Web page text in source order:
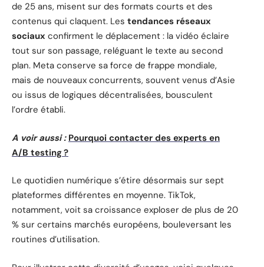
de 25 ans, misent sur des formats courts et des
contenus qui claquent. Les tendances réseaux
sociaux confirment le déplacement : la vidéo éclaire
tout sur son passage, reléguant le texte au second
plan. Meta conserve sa force de frappe mondiale,
mais de nouveaux concurrents, souvent venus d’Asie
ou issus de logiques décentralisées, bousculent
l’ordre établi.
A voir aussi : Pourquoi contacter des experts en
A/B testing ?
Le quotidien numérique s’étire désormais sur sept
plateformes différentes en moyenne. TikTok,
notamment, voit sa croissance exploser de plus de 20
% sur certains marchés européens, bouleversant les
routines d’utilisation.